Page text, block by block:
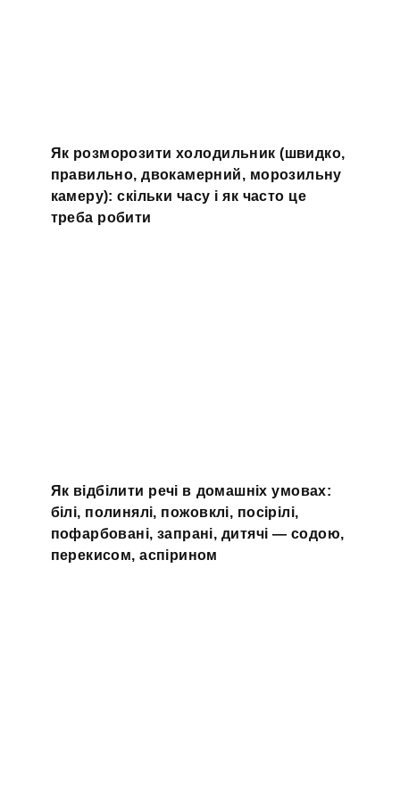
Як розморозити холодильник (швидко,
правильно, двокамерний, морозильну
камеру): скільки часу і як часто це
треба робити
Як відбілити речі в домашніх умовах:
білі, полинялі, пожовклі, посірілі,
пофарбовані, запрані, дитячі — содою,
перекисом, аспірином